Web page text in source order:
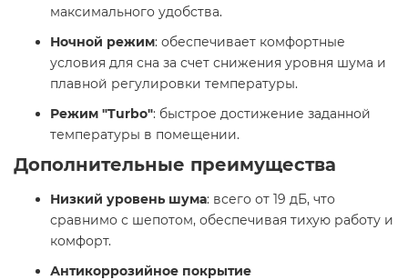
максимального удобства. ​
Ночной режим: обеспечивает комфортные
условия для сна за счет снижения уровня шума и
плавной регулировки температуры. ​
Режим "Turbo": быстрое достижение заданной
температуры в помещении. ​
Дополнительные преимущества
Низкий уровень шума: всего от 19 дБ, что
сравнимо с шепотом, обеспечивая тихую работу и
комфорт. ​
Антикоррозийное покрытие